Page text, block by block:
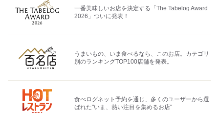
一番美味しいお店を決定する「The Tabelog Award
2026」ついに発表！
うまいもの、いま食べるなら、このお店。カテゴリ
別のランキングTOP100店舗を発表。
食べログネット予約を通じ、多くのユーザーから選
ばれた"いま、熱い注目を集めるお店"